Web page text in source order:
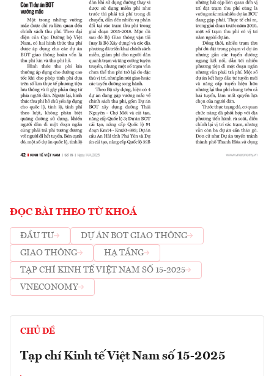
ĐỌC BÀI THEO TỪ KHOÁ
ĐẦU TƯ
DỰ ÁN BOT GIAO THÔNG
GIAO THÔNG
HẠ TẦNG
TẠP CHÍ KINH TẾ VIỆT NAM SỐ 15-2025
VNECONOMY
CHỦ ĐỀ
Tạp chí Kinh tế Việt Nam số 15-2025